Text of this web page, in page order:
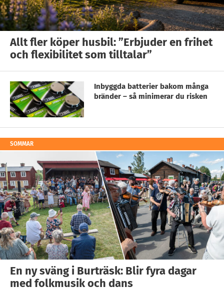
Allt fler köper husbil: ”Erbjuder en frihet
och flexibilitet som tilltalar”
Inbyggda batterier bakom många
bränder – så minimerar du risken
SOMMAR
En ny sväng i Burträsk: Blir fyra dagar
med folkmusik och dans